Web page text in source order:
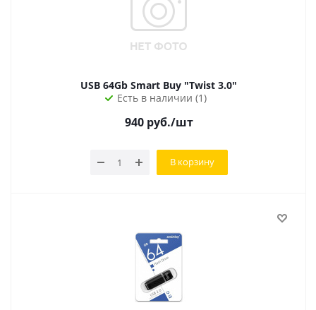
USB 64Gb Smart Buy "Twist 3.0"
Есть в наличии (1)
940руб./шт
В корзину